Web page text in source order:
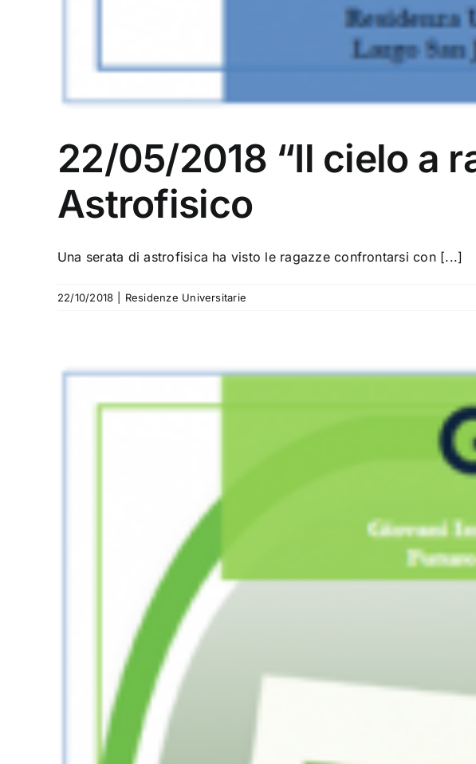
22/05/2018 “Il cielo a
Astrofisico
Una serata di astrofisica ha visto le ragazze confrontarsi con [...]
22/10/2018 Residenze Universitarie